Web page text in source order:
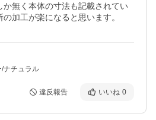
無く本体の寸法も記載されてい
加工が楽になると思います。
ナチュラル
違反報告 いいね 0